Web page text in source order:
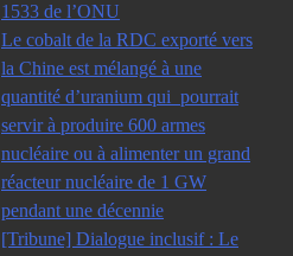
1533 de l’ONU
Le cobalt de la RDC exporté vers
la Chine est mélangé à une
quantité d’uranium qui pourrait
servir à produire 600 armes
nucléaire ou à alimenter un grand
réacteur nucléaire de 1 GW
pendant une décennie
[Tribune] Dialogue inclusif : Le